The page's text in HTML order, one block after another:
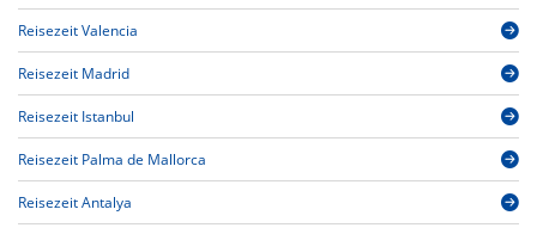
Reisezeit Valencia
Reisezeit Madrid
Reisezeit Istanbul
Reisezeit Palma de Mallorca
Reisezeit Antalya